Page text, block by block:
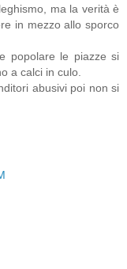
ma la verità è
in mezzo allo sporco
popolare le piazze si
a calci in culo.
abusivi poi non si